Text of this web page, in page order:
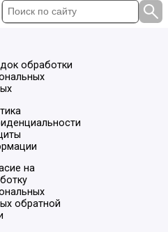
обработки
на
обратной